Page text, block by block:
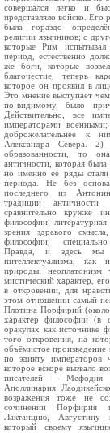
совершался легко и
представляло войско. Его
была гораздо
религии язычников; с
которые Рим
период, естественно
же боги, которые
благочестие, теперь
которое он проявил в
Это мнение выступает
по-видимому, было
Действительно, все
императорами военными;
доброжелательнее к
Александра Севера. 2)
образованности, то
античности, которая
но именно её ряды
периода. Не без
последнего из
традиции
сравнительно кружке
философии;
зрения здравого
философии,
Правда, и здесь мы
интеллектуализма,
природы:
мистический характер,
в откровении, для
этом отношении самый
Плотина Порфирий
характер философии (в
оракулах как источнике
того откровения, на
объёмистое
по эдикту
которое вскоре вызвало
писателей — Мефодия
Аполлинария
возражения тоже не
сочинении Порфирия
Лактанцию,
который своему